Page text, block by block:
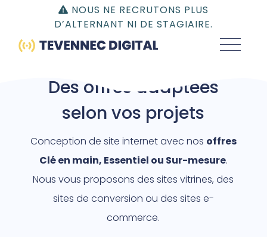
NOUS NE RECRUTONS PLUS
D’ALTERNANT NI DE STAGIAIRE.
Des offres adaptées
selon vos projets
Conception de site internet avec nos offres
Clé en main, Essentiel ou Sur-mesure.
Nous vous proposons des sites vitrines, des
sites de conversion ou des sites e-
commerce.
Gestion du consentement | TEVENNEC DIGITAL